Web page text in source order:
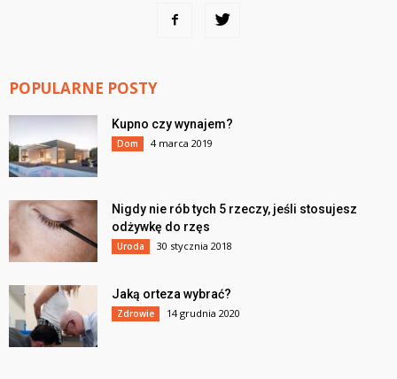
POPULARNE POSTY
Kupno czy wynajem?
Dom 4 marca 2019
Nigdy nie rób tych 5 rzeczy, jeśli stosujesz
odżywkę do rzęs
Uroda 30 stycznia 2018
Jaką orteza wybrać?
Zdrowie 14 grudnia 2020